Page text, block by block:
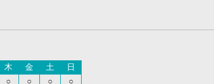
木 金 土
日
○ ○ ○ ○